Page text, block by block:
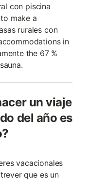
con piscina
make a
rurales con
in
the 67 %
un viaje
del año es
vacacionales
que es un